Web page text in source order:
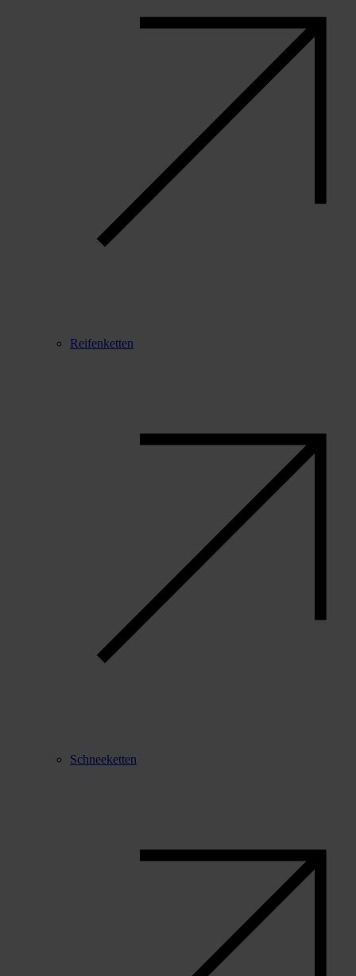
Reifenketten
Schneeketten